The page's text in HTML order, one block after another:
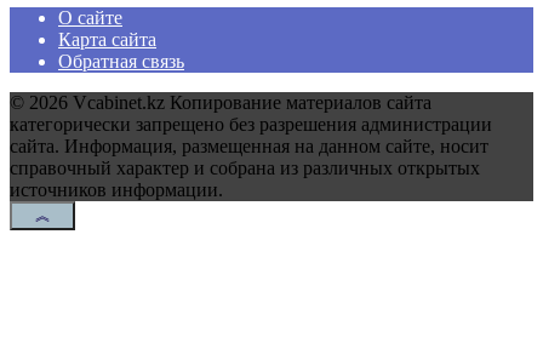
О сайте
Карта сайта
Обратная связь
© 2026 Vcabinet.kz Копирование материалов сайта
категорически запрещено без разрешения администрации
сайта. Информация, размещенная на данном сайте, носит
справочный характер и собрана из различных открытых
источников информации.